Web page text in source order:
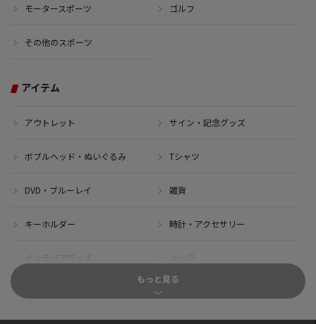
モータースポーツ ゴルフ
その他のスポーツ
アイテム
アウトレット サイン・記念グッズ
ボブルヘッド・ぬいぐるみ Tシャツ
DVD・ブルーレイ 雑貨
キーホルダー 時計・アクセサリー
インテリアグッズ
もっと見る